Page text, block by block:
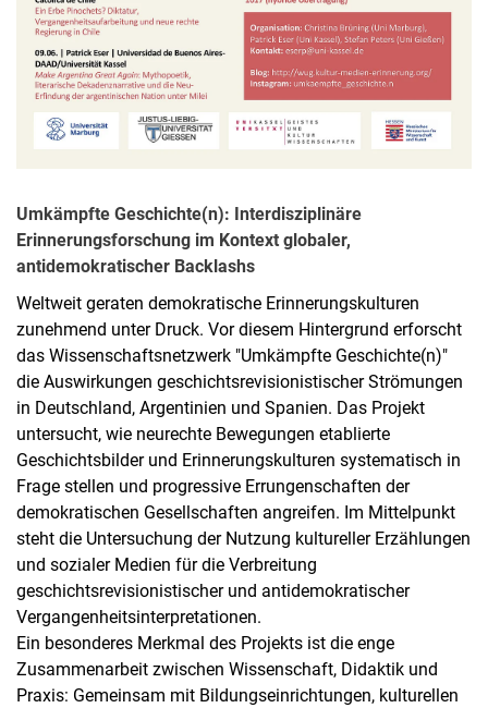
Umkämpfte Geschichte(n): Interdisziplinäre
Erinnerungsforschung im Kontext globaler,
antidemokratischer Backlashs
Weltweit geraten demokratische Erinnerungskulturen
zunehmend unter Druck. Vor diesem Hintergrund erforscht
das Wissenschaftsnetzwerk "Umkämpfte Geschichte(n)"
die Auswirkungen geschichtsrevisionistischer Strömungen
in Deutschland, Argentinien und Spanien. Das Projekt
untersucht, wie neurechte Bewegungen etablierte
Geschichtsbilder und Erinnerungskulturen systematisch in
Frage stellen und progressive Errungenschaften der
demokratischen Gesellschaften angreifen. Im Mittelpunkt
steht die Untersuchung der Nutzung kultureller Erzählungen
und sozialer Medien für die Verbreitung
geschichtsrevisionistischer und antidemokratischer
Vergangenheitsinterpretationen.
Ein besonderes Merkmal des Projekts ist die enge
Zusammenarbeit zwischen Wissenschaft, Didaktik und
Praxis: Gemeinsam mit Bildungseinrichtungen, kulturellen